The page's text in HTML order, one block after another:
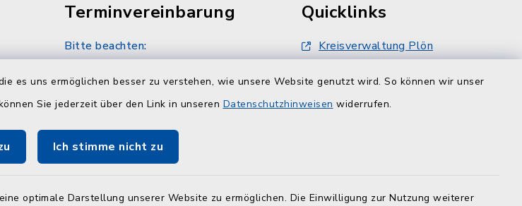
es uns ermöglichen besser zu verstehen, wie unsere Website genutzt wird. So können wir unser
Sie jederzeit über den Link in unseren Datenschutzhinweisen widerrufen.
Ich stimme nicht zu
optimale Darstellung unserer Website zu ermöglichen. Die Einwilligung zur Nutzung weiterer
Terminvereinbarung
Bitte beachten:
nach telefonischer Vereinbarung
unter 04384 5979-11 oder -12
Quicklinks
Kreisverwaltung Plön
Touristinfo Hohwachter Bucht
ZuFiSH